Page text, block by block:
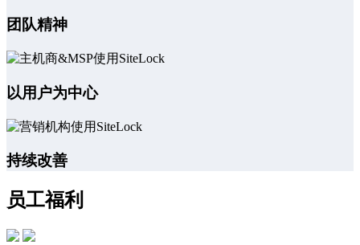
团队精神
以用户为中心
持续改善
员工福利